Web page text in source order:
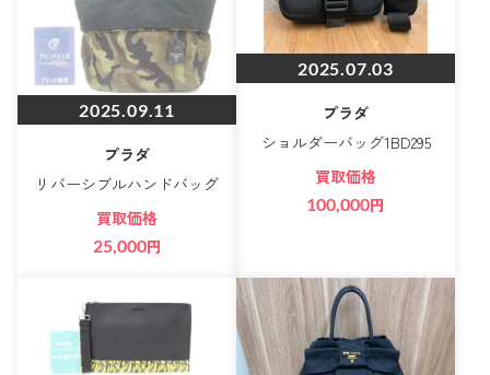
2025.09.11
プラダ
リバーシブルハンドバッグ
買取価格
25,000円
2025.07.03
プラダ
ショルダーバッグ1BD295
買取価格
100,000円